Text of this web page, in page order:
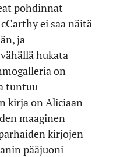
pohdinnat
ei saa näitä
ja
hukata
on
tuntuu
kirja on Aliciaan
maaginen
kirjojen
pääjuoni